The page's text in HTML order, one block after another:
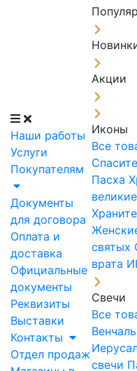
Наши работы
Услуги
Покупателям
Документы
для договора
Оплата и
доставка
Официальные
документы
Реквизиты
Выставки
Контакты
Отдел продаж
Акции
Иконы
Все
Пасха
святых
врата
Свечи
Все
свечи